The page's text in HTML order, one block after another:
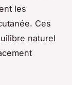
les
Ces
naturel